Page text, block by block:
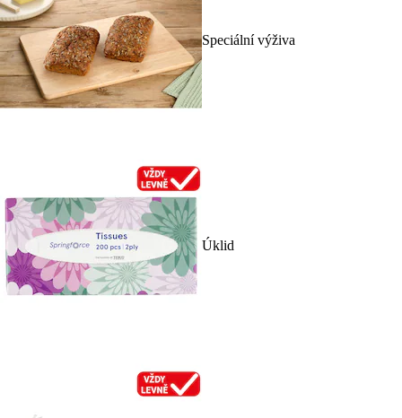
Speciální výživa
Úklid